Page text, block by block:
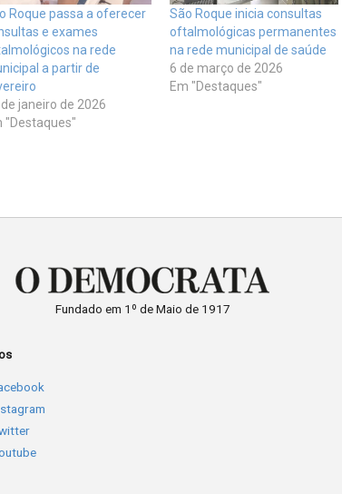
Roque passa a oferecer
e exames
na rede
a partir de
janeiro de 2026
"Destaques"
São Roque inicia consultas
oftalmológicas permanentes
na rede municipal de saúde
6 de março de 2026
Em "Destaques"
Fundado em 1º de Maio de 1917